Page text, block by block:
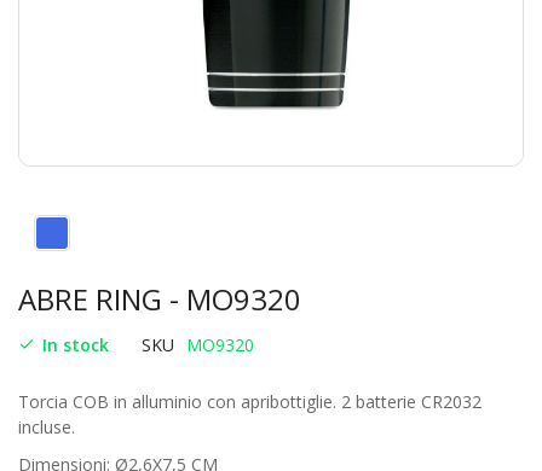
ABRE RING - MO9320
In stock SKU MO9320
Torcia COB in alluminio con apribottiglie. 2 batterie CR2032
incluse.
Dimensioni: Ø2,6X7,5 CM